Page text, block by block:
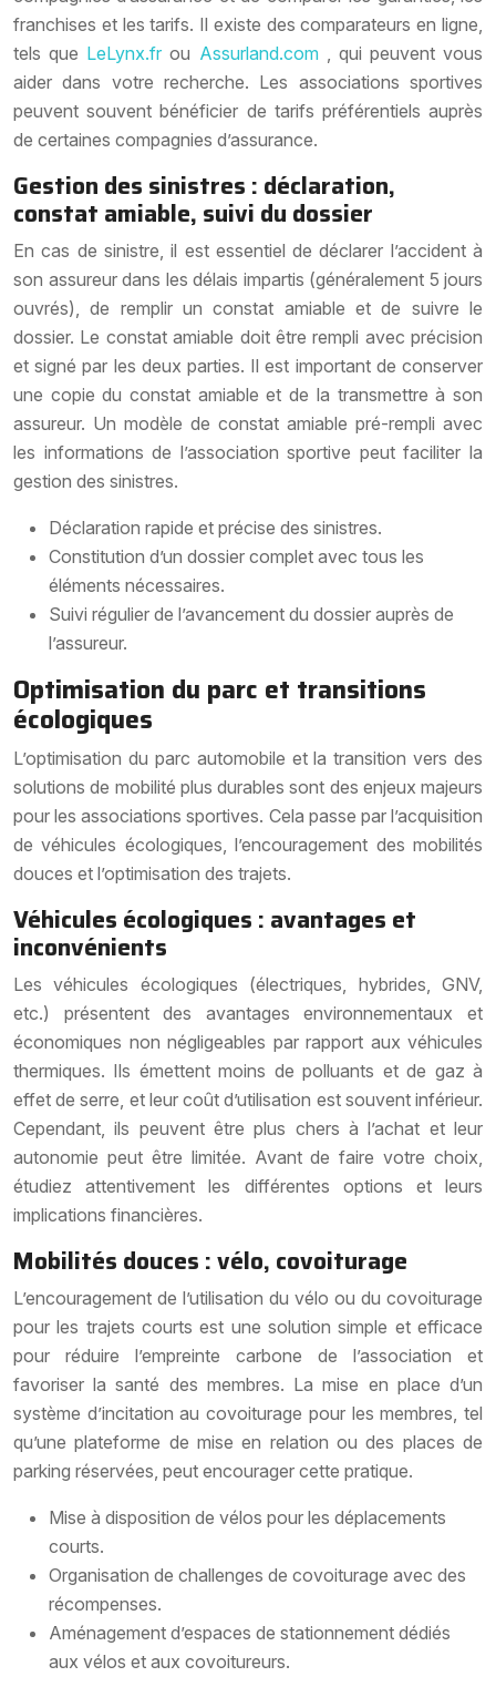
franchises et les tarifs. Il existe des comparateurs en ligne,
tels que LeLynx.frou Assurland.com
, qui peuvent vous
aider dans votre recherche. Les associations sportives
peuvent souvent bénéficier de tarifs préférentiels auprès
de certaines compagnies d’assurance.
Gestion des sinistres : déclaration,
constat amiable, suivi du dossier
En cas de sinistre, il est essentiel de déclarer l’accident à
son assureur dans les délais impartis (généralement 5 jours
ouvrés), de remplir un constat amiable et de suivre le
dossier. Le constat amiable doit être rempli avec précision
et signé par les deux parties. Il est important de conserver
une copie du constat amiable et de la transmettre à son
assureur. Un modèle de constat amiable pré-rempli avec
les informations de l’association sportive peut faciliter la
gestion des sinistres.
Déclaration rapide et précise des sinistres.
Constitution d’un dossier complet avec tous les
éléments nécessaires.
Suivi régulier de l’avancement du dossier auprès de
l’assureur.
Optimisation du parc et transitions
écologiques
L’optimisation du parc automobile et la transition vers des
solutions de mobilité plus durables sont des enjeux majeurs
pour les associations sportives. Cela passe par l’acquisition
de véhicules écologiques, l’encouragement des mobilités
douces et l’optimisation des trajets.
Véhicules écologiques : avantages et
inconvénients
Les véhicules écologiques (électriques, hybrides, GNV,
etc.) présentent des avantages environnementaux et
économiques non négligeables par rapport aux véhicules
thermiques. Ils émettent moins de polluants et de gaz à
effet de serre, et leur coût d’utilisation est souvent inférieur.
Cependant, ils peuvent être plus chers à l’achat et leur
autonomie peut être limitée. Avant de faire votre choix,
étudiez attentivement les différentes options et leurs
implications financières.
Mobilités douces : vélo, covoiturage
L’encouragement de l’utilisation du vélo ou du covoiturage
pour les trajets courts est une solution simple et efficace
pour réduire l’empreinte carbone de l’association et
favoriser la santé des membres. La mise en place d’un
système d’incitation au covoiturage pour les membres, tel
qu’une plateforme de mise en relation ou des places de
parking réservées, peut encourager cette pratique.
Mise à disposition de vélos pour les déplacements
courts.
Organisation de challenges de covoiturage avec des
récompenses.
Aménagement d’espaces de stationnement dédiés
aux vélos et aux covoitureurs.